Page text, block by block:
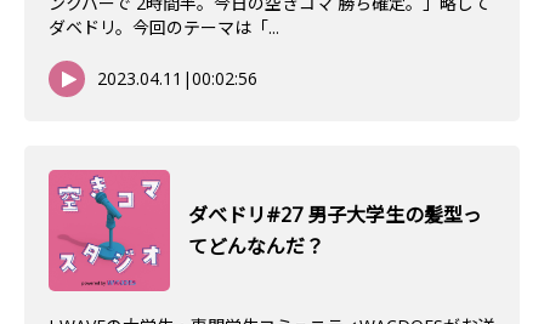
ダベドリ。今回のテーマは「...
2023.04.11 |00:02:56
ダべドリ#27 男子大学生の髪型っ
てどんなんだ？